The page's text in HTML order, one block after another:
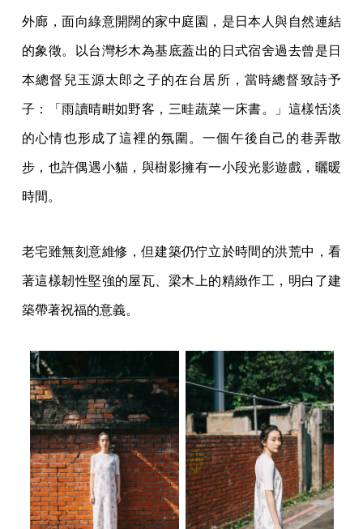
外廊，面向綠意開闊的家中庭園，是日本人與自然連結
的象徵。以台灣杉木為基底蓋出的日式宿舍過去曾是日
本總督兒玉源太郎之子的在台居所，當時總督致詩予
子：「雨讀晴畊如野客，三畦蔬菜一床書。」這樣恬淡
的心情也形成了這裡的氛圍。一個午後自己的巷弄散
步，也許偶遇小貓，與樹影擁有一小段光影遊戲，曬暖
時間。
老宅雖無刻意維修，但建築仍佇立於時間的洪荒中，看
著這樣韌性堅強的屋瓦、梁木上的精緻作工，明白了建
築帶著祝福的意義。